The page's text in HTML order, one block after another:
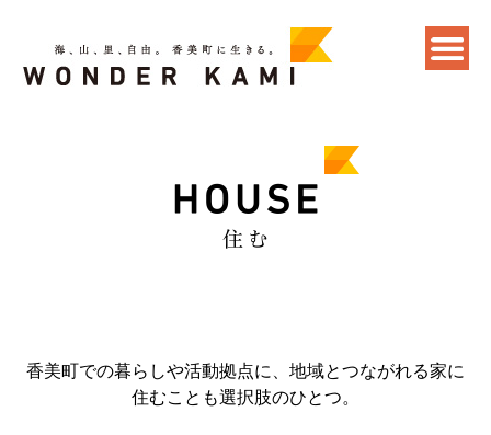
香美町での暮らしや活動拠点に、地域とつながれる家に
住むことも選択肢のひとつ。